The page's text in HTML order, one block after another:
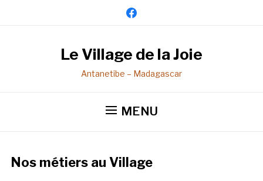
facebook
Le Village de la Joie
Antanetibe – Madagascar
MENU
Nos métiers au Village